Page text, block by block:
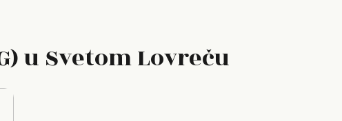
u Svetom Lovreču